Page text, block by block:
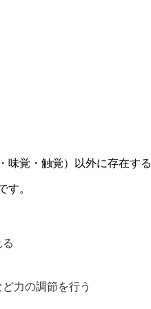
味覚・触覚）以外に存在する
す。
力の調節を行う